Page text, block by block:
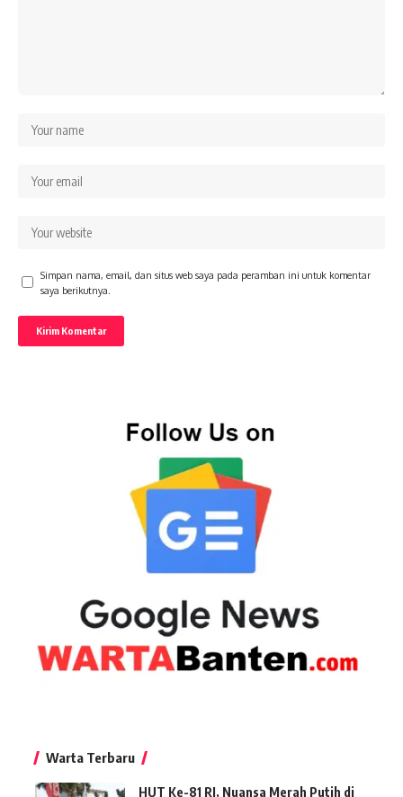
Simpan nama, email, dan situs web saya pada peramban ini untuk komentar
saya berikutnya.
Warta Terbaru
HUT Ke-81 RI, Nuansa Merah Putih di